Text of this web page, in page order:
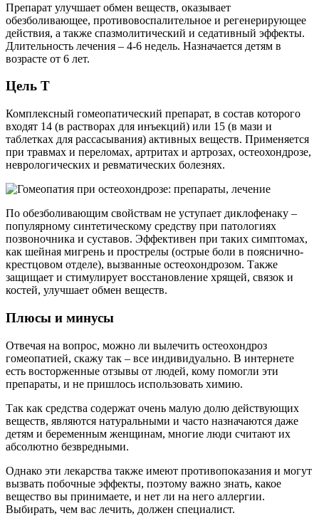
Препарат улучшает обмен веществ, оказывает
обезболивающее, противовоспалительное и регенерирующее
действия, а также спазмолитический и седативный эффекты.
Длительность лечения – 4-6 недель. Назначается детям в
возрасте от 6 лет.
Цель Т
Комплексный гомеопатический препарат, в состав которого
входят 14 (в растворах для инъекций) или 15 (в мази и
таблетках для рассасывания) активных веществ. Применяется
при травмах и переломах, артритах и артрозах, остеохондрозе,
неврологических и ревматических болезнях.
По обезболивающим свойствам не уступает диклофенаку –
популярному синтетическому средству при патологиях
позвоночника и суставов. Эффективен при таких симптомах,
как шейная мигрень и прострелы (острые боли в пояснично-
крестцовом отделе), вызванные остеохондрозом. Также
защищает и стимулирует восстановление хрящей, связок и
костей, улучшает обмен веществ.
Плюсы и минусы
Отвечая на вопрос, можно ли вылечить остеохондроз
гомеопатией, скажу так – все индивидуально. В интернете
есть восторженные отзывы от людей, кому помогли эти
препараты, и не пришлось использовать химию.
Так как средства содержат очень малую долю действующих
веществ, являются натуральными и часто назначаются даже
детям и беременным женщинам, многие люди считают их
абсолютно безвредными.
Однако эти лекарства также имеют противопоказания и могут
вызвать побочные эффекты, поэтому важно знать, какое
вещество вы принимаете, и нет ли на него аллергии.
Выбирать, чем вас лечить, должен специалист.